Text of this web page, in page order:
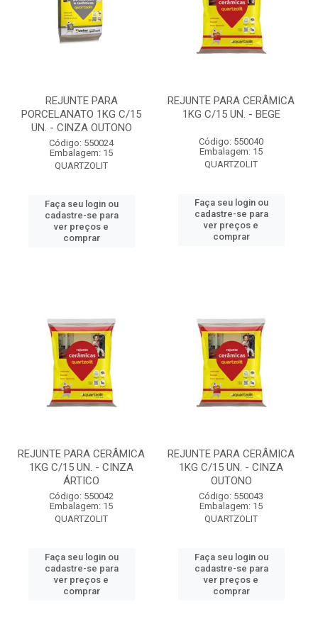
REJUNTE PARA
PORCELANATO 1KG C/15
UN. - CINZA OUTONO
Código: 550024
Embalagem: 15
QUARTZOLIT
Faça seu login ou
cadastre-se para
ver preços e
comprar
REJUNTE PARA CERÂMICA
1KG C/15 UN. - BEGE
Código: 550040
Embalagem: 15
QUARTZOLIT
Faça seu login ou
cadastre-se para
ver preços e
comprar
REJUNTE PARA CERÂMICA
1KG C/15 UN. - CINZA
ÁRTICO
Código: 550042
Embalagem: 15
QUARTZOLIT
Faça seu login ou
cadastre-se para
ver preços e
comprar
REJUNTE PARA CERÂMICA
1KG C/15 UN. - CINZA
OUTONO
Código: 550043
Embalagem: 15
QUARTZOLIT
Faça seu login ou
cadastre-se para
ver preços e
comprar